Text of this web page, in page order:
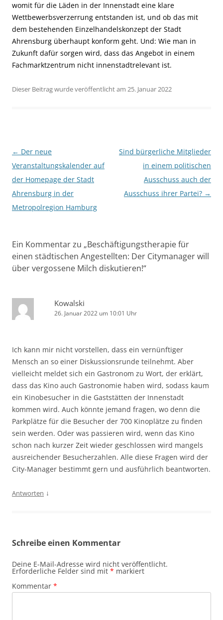
womit für die Läden in der Innenstadt eine klare
Wettbewerbsverzerrung entstanden ist, und ob das mit
dem bestehenden Einzelhandelskonzept der Stadt
Ahrensburg überhaupt konform geht. Und: Wie man in
Zukunft dafür sorgen wird, dass das Angebot in einem
Fachmarktzentrum nicht innenstadtrelevant ist.
Dieser Beitrag wurde veröffentlicht am 25. Januar 2022
Beitragsnavigation
← Der neue
Veranstaltungskalender auf
der Homepage der Stadt
Ahrensburg in der
Metropolregion Hamburg
Sind bürgerliche Mitglieder
in einem politischen
Ausschuss auch der
Ausschuss ihrer Partei? →
Ein Kommentar zu „Beschäftigungstherapie für
einen städtischen Angestellten: Der Citymanager will
über vergossene Milch diskutieren!“
Kowalski
26. Januar 2022 um 10:01 Uhr
Ich kann mir nicht vorstellen, dass ein vernünftiger
Mensch an so einer Diskussionsrunde teilnehmt. Aber
vielleicht meldet sich ein Gastronom zu Wort, der erklärt,
dass das Kino auch Gastronomie haben wird, sodass kaum
ein Kinobesucher in die Gaststätten der Innenstadt
kommen wird. Auch könnte jemand fragen, wo denn die
Parkplätze für die Besucher der 700 Kinoplätze zu finden
sein werden. Oder was passieren wird, wenn das Kino
schon nach kurzer Zeit wieder geschlossen wird mangels
ausreichender Besucherzahlen. Alle diese Fragen wird der
City-Manager bestimmt gern und ausführlich beantworten.
Antworten ↓
Schreibe einen Kommentar
Deine E-Mail-Adresse wird nicht veröffentlicht.
Erforderliche Felder sind mit * markiert
Kommentar *